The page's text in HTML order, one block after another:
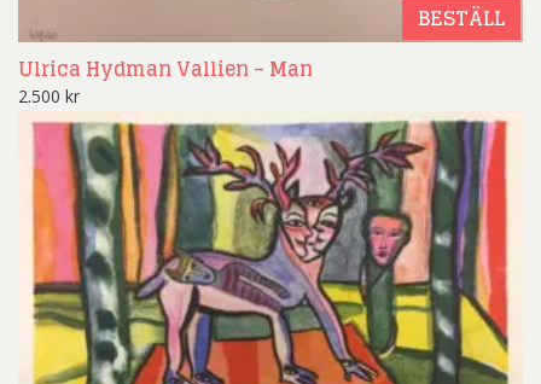
BESTÄLL
Ulrica Hydman Vallien – Man
2.500 kr